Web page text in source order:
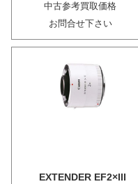
中古参考買取価格
お問合せ下さい
EXTENDER EF2×III